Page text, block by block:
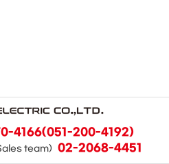
4166(051-200-4192)
team) 02-2068-4451